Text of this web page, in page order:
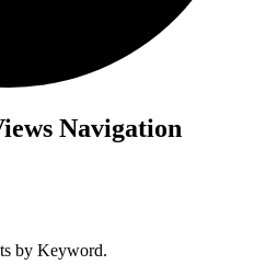
Navigation
by Keyword.